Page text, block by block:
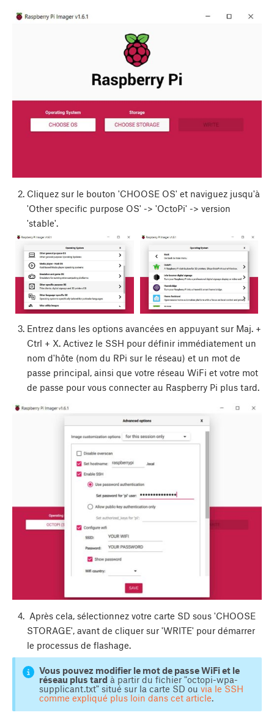
Cliquez sur le bouton 'CHOOSE OS' et naviguez jusqu'à
'Other specific purpose OS' -> 'OctoPi' -> version
'stable'.
Entrez dans les options avancées en appuyant sur Maj.+
Ctrl + X. Activez le SSH pour définir immédiatement un
nom d'hôte (nom du RPi sur le réseau) et un mot de
passe principal, ainsi que votre réseau WiFi et votre mot
de passe pour vous connecter au Raspberry Pi plus tard.
Après cela, sélectionnez votre carte SD sous 'CHOOSE
STORAGE', avant de cliquer sur 'WRITE' pour démarrer
le processus de flashage.
Vous pouvez modifier le mot de passe WiFi et le
réseau plus tardà partir du fichier "octopi-wpa-
supplicant.txt" situé sur la carte SD ou via le SSH
comme expliqué plus loin dans cet article.